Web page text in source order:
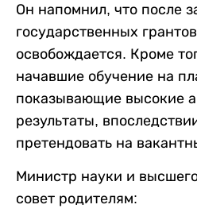
Он напомнил, что после
государственных
освобождается. Кроме
начавшие обучение на
показывающие высокие
результаты,
претендовать на
Министр науки и
совет родителям: